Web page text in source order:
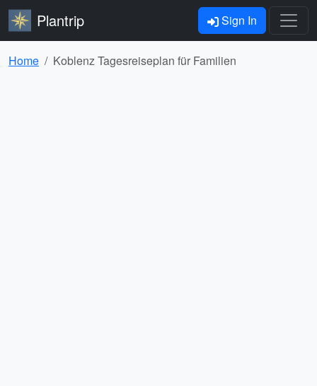
Plantrip Sign In
Home Koblenz Tagesreiseplan für Familien